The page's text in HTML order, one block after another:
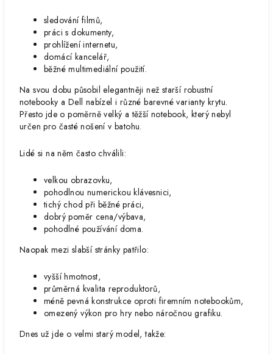
sledování filmů,
práci s dokumenty,
prohlížení internetu,
domácí kancelář,
běžné multimediální použití.
Na svou dobu působil elegantněji než starší robustní
notebooky a Dell nabízel i různé barevné varianty krytu.
Přesto jde o poměrně velký a těžší notebook, který nebyl
určen pro časté nošení v batohu.
Lidé si na něm často chválili:
velkou obrazovku,
pohodlnou numerickou klávesnici,
tichý chod při běžné práci,
dobrý poměr cena/výbava,
pohodlné používání doma.
Naopak mezi slabší stránky patřilo:
vyšší hmotnost,
průměrná kvalita reproduktorů,
méně pevná konstrukce oproti firemním notebookům,
omezený výkon pro hry nebo náročnou grafiku.
Dnes už jde o velmi starý model, takže: